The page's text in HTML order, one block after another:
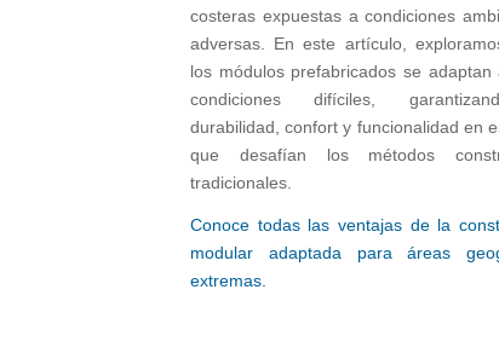
costeras expuestas a condiciones
adversas. En este artículo,
los módulos prefabricados se adaptan
condiciones difíciles,
durabilidad, confort y funcionalidad en
que desafían los métodos
tradicionales.
Conoce todas las ventajas de la
modular adaptada para áreas
extremas.